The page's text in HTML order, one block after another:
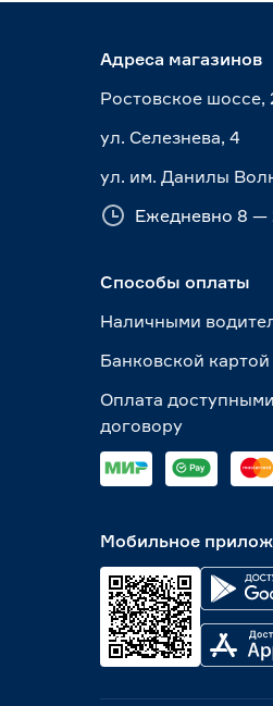
Адреса магазинов
Ростовское шоссе,
ул. Селезнева, 4
ул. им. Данилы
Ежедневно 8 —
Способы оплаты
Наличными
Банковской
Оплата
договору
Мобильное